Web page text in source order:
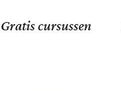
Gratis cursussen